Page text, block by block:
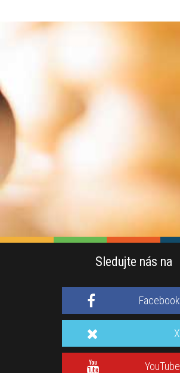
Sledujte nás na
Facebook
X
YouTube